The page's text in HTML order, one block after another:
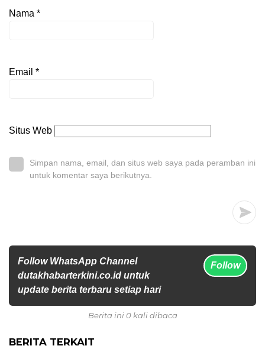
Nama *
Email *
Situs Web
Simpan nama, email, dan situs web saya pada peramban ini
untuk komentar saya berikutnya.
Follow WhatsApp Channel
dutakhabarterkini.co.id untuk
update berita terbaru setiap hari
Follow
Berita ini 0 kali dibaca
BERITA TERKAIT